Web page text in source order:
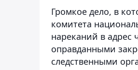
Громкое дело, в
комитета
нареканий в адрес
оправданными
следственными